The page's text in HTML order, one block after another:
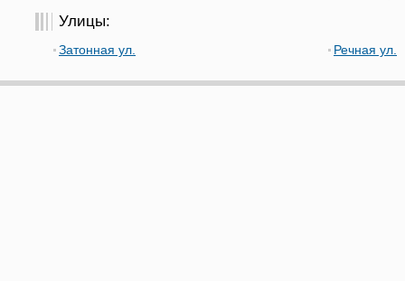
Улицы:
Затонная ул. Речная ул.